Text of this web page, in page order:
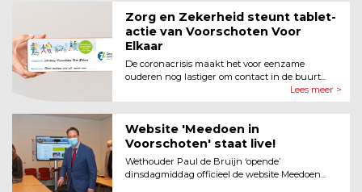
Zorg en Zekerheid steunt tablet-
actie van Voorschoten Voor
Elkaar
De coronacrisis maakt het voor eenzame
ouderen nog lastiger om contact in de buurt...
Lees meer >
Website 'Meedoen in
Voorschoten' staat live!
Wethouder Paul de Bruijn ‘opende’
dinsdagmiddag officieel de website Meedoen...